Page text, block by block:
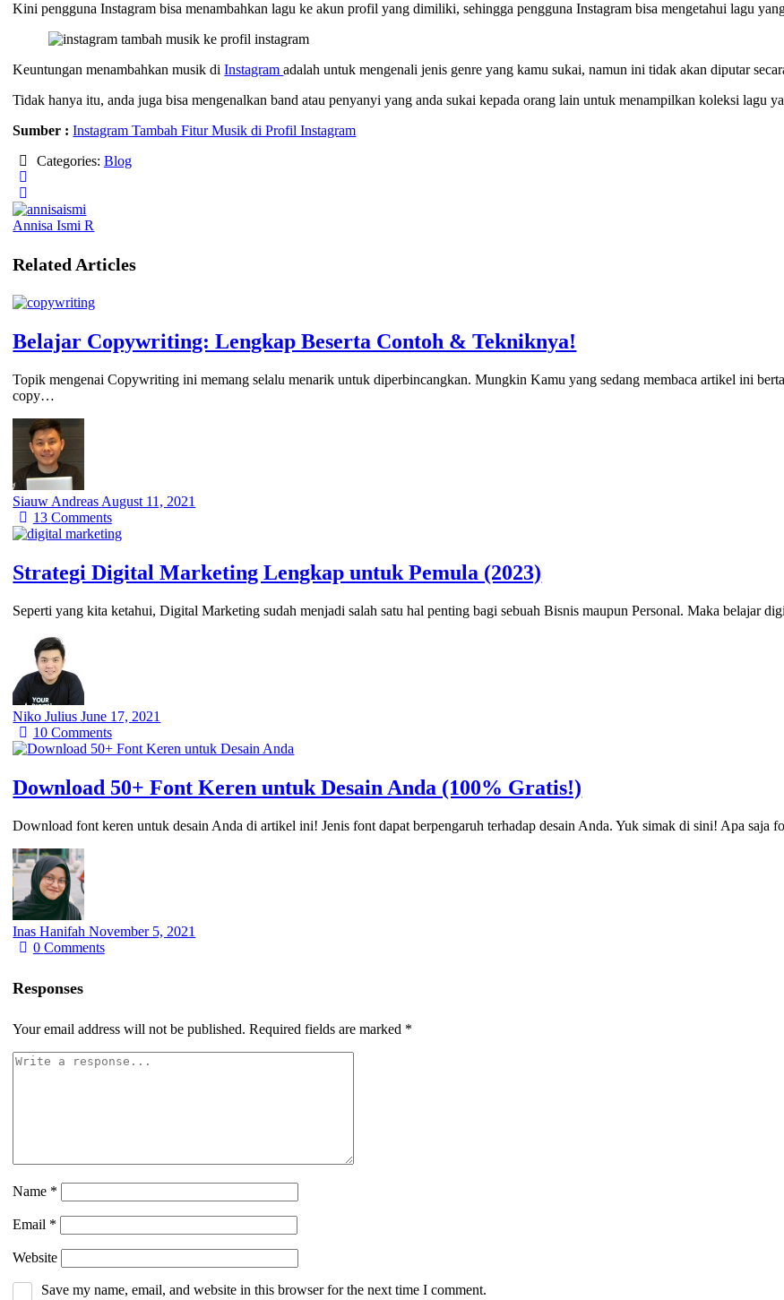
Kini pengguna Instagram bisa menambahkan lagu ke akun profil yang dimiliki, sehingga pengguna Instagram bisa mengetahui lagu
Keuntungan menambahkan musik diInstagramadalah untuk mengenali jenis genre yang kamu sukai, namun ini tidak akan diputar
Tidak hanya itu, anda juga bisa mengenalkan band atau penyanyi yang anda sukai kepada orang lain untuk menampilkan koleksi lagu
Sumber :Instagram Tambah Fitur Musik di Profil Instagram
Categories: Blog
Annisa Ismi R
Related Articles
Belajar Copywriting: Lengkap Beserta Contoh & Tekniknya!
Topik mengenai Copywriting ini memang selalu menarik untuk diperbincangkan. Mungkin Kamu yang sedang membaca artikel ini
copy…
Siauw Andreas August 11, 2021
13 Comments
Strategi Digital Marketing Lengkap untuk Pemula (2023)
Seperti yang kita ketahui, Digital Marketing sudah menjadi salah satu hal penting bagi sebuah Bisnis maupun Personal. Maka belajar
Niko JuliusJune 17, 2021
10 Comments
Download 50+ Font Keren untuk Desain Anda (100% Gratis!)
Download font keren untuk desain Anda di artikel ini! Jenis font dapat berpengaruh terhadap desain Anda. Yuk simak di sini! Apa saja
Inas HanifahNovember 5, 2021
0 Comments
Responses
Your email address will not be published. Required fields are marked *
Name *
Email *
Website
Save my name, email, and website in this browser for the next time I comment.